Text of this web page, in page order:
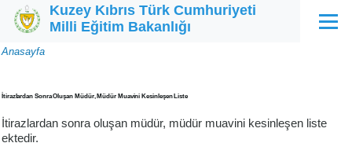
Ana içeriğe atla
Kuzey Kıbrıs Türk Cumhuriyeti
Milli Eğitim Bakanlığı
Menü
Sayfa
Anasayfa
İtirazlardan Sonra Oluşan Müdür, Müdür Muavini Kesinleşen Liste
İtirazlardan sonra oluşan müdür, müdür muavini kesinleşen liste
ektedir.